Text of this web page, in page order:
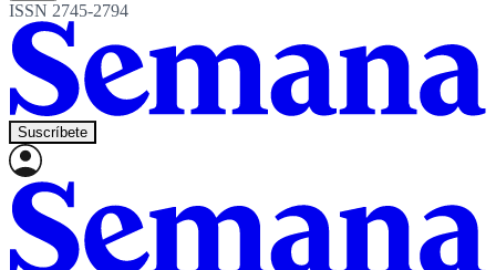
ISSN 2745-2794
Suscríbete